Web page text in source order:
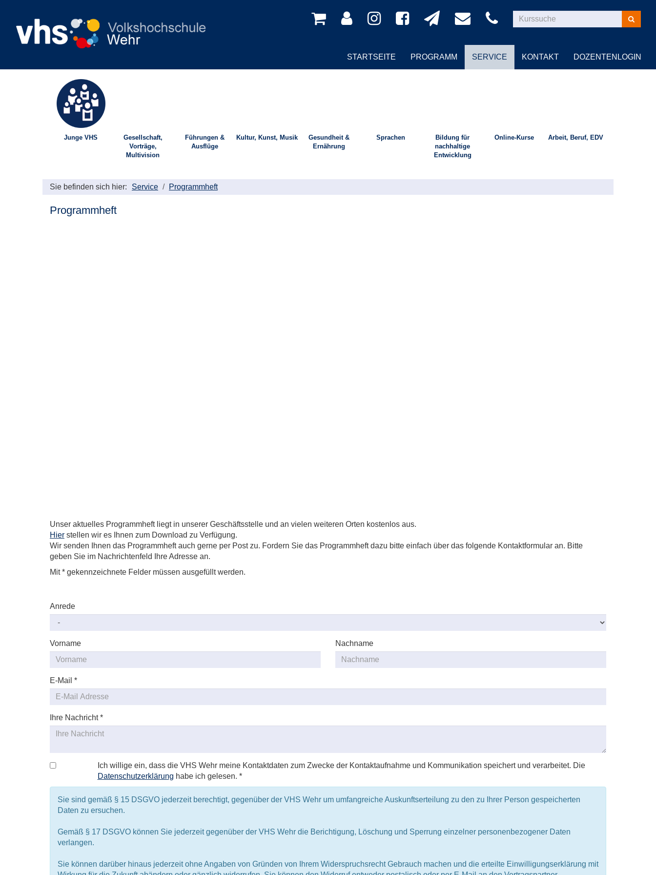
Kurse
suchen
STARTSEITE PROGRAMM SERVICE KONTAKT DOZENTENLOGIN
Junge VHS
Gesellschaft,
Vorträge,
Multivision
Führungen &
Ausflüge
Kultur, Kunst, Musik
Gesundheit &
Ernährung
Sprachen
Bildung für
nachhaltige
Entwicklung
Online-Kurse Arbeit, Beruf, EDV
Sie befinden sich hier: Service Programmheft
Programmheft
Unser aktuelles Programmheft liegt in unserer Geschäftsstelle und an vielen weiteren Orten kostenlos aus.
Hier stellen wir es Ihnen zum Download zu Verfügung.
Wir senden Ihnen das Programmheft auch gerne per Post zu. Fordern Sie das Programmheft dazu bitte einfach über das folgende Kontaktformular an. Bitte
geben Sie im Nachrichtenfeld Ihre Adresse an.
Mit * gekennzeichnete Felder müssen ausgefüllt werden.
Anrede
Vorname Nachname
E-Mail *
Ihre Nachricht*
Ich willige ein, dass die VHS Wehr meine Kontaktdaten zum Zwecke der Kontaktaufnahme und Kommunikation speichert und verarbeitet. Die
Datenschutzerklärung habe ich gelesen. *
Sie sind gemäß § 15 DSGVO jederzeit berechtigt, gegenüber der VHS Wehr um umfangreiche Auskunftserteilung zu den zu Ihrer Person gespeicherten
Daten zu ersuchen.
Gemäß § 17 DSGVO können Sie jederzeit gegenüber der VHS Wehr die Berichtigung, Löschung und Sperrung einzelner personenbezogener Daten
verlangen.
Sie können darüber hinaus jederzeit ohne Angaben von Gründen von Ihrem Widerspruchsrecht Gebrauch machen und die erteilte Einwilligungserklärung mit